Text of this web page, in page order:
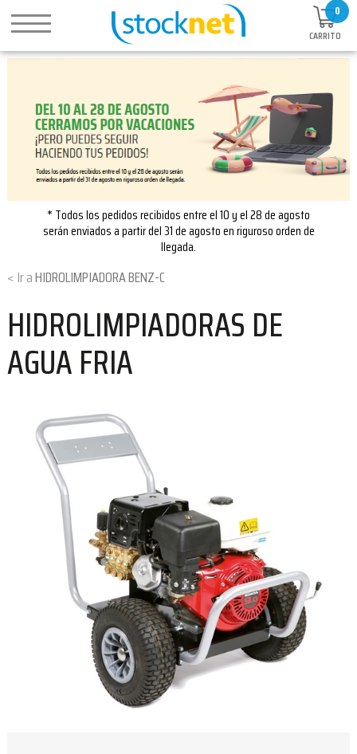
0
CARRITO
* Todos los pedidos recibidos entre el 10 y el 28 de agosto
serán enviados a partir del 31 de agosto en riguroso orden de
llegada.
HIDROLIMPIADORA BENZ-C
HIDROLIMPIADORAS DE
AGUA FRIA